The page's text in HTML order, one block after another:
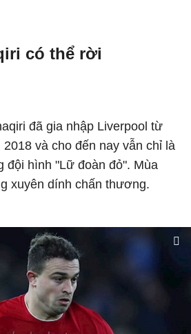
có thể rời
đã gia nhập Liverpool từ
và cho đến nay vẫn chỉ là
đội hình "Lữ đoàn đỏ". Mùa
xuyên dính chấn thương.